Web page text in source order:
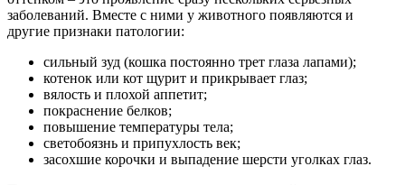
заболеваний. Вместе с ними у животного появляются и
другие признаки патологии:
сильный зуд (кошка постоянно трет глаза лапами);
котенок или кот щурит и прикрывает глаз;
вялость и плохой аппетит;
покраснение белков;
повышение температуры тела;
светобоязнь и припухлость век;
засохшие корочки и выпадение шерсти уголках глаз.